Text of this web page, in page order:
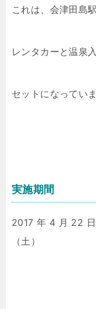
これは、会津田島
レンタカーと温泉
セットになっていま
実施期間
2017 年 4 月 22
（土）